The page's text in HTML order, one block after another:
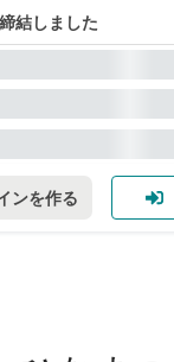
結しました
ンを作る